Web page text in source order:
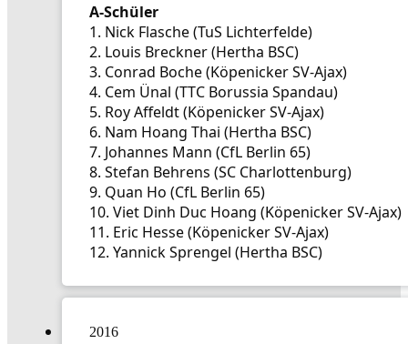
A-Schüler
1. Nick Flasche (TuS Lichterfelde)
2. Louis Breckner (Hertha BSC)
3. Conrad Boche (Köpenicker SV-Ajax)
4. Cem Ünal (TTC Borussia Spandau)
5. Roy Affeldt (Köpenicker SV-Ajax)
6. Nam Hoang Thai (Hertha BSC)
7. Johannes Mann (CfL Berlin 65)
8. Stefan Behrens (SC Charlottenburg)
9. Quan Ho (CfL Berlin 65)
10. Viet Dinh Duc Hoang (Köpenicker SV-Ajax)
11. Eric Hesse (Köpenicker SV-Ajax)
12. Yannick Sprengel (Hertha BSC)
2016